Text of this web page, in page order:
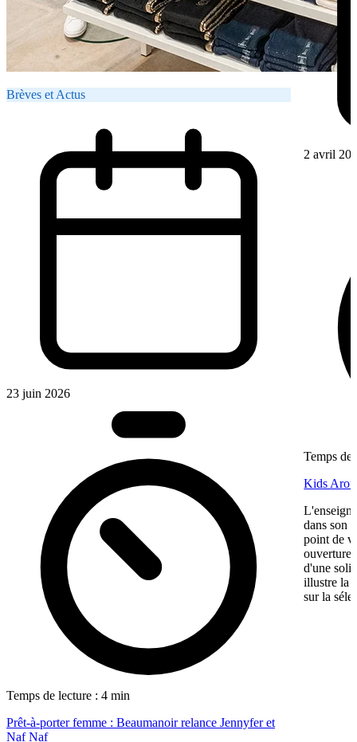
Brèves et Actus
23 juin 2026
Temps de lecture : 4 min
Prêt-à-porter femme : Beaumanoir relance Jennyfer et
Naf Naf
2 avril
Temps de
Kids
dans son
point de
ouverture,
d'une
illustre la
sur la